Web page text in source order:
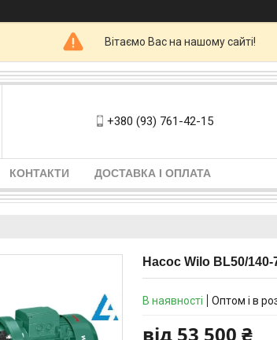
Вітаємо Вас на нашому сайті!
+380 (93) 761-42-15
КОНТАКТИ ДОСТАВКА І ОПЛАТА
Насос Wilo BL50/140-
В наявності Оптом і в
від 53 500 ₴